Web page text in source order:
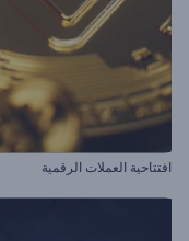
افتتاحية العملات الرقمية